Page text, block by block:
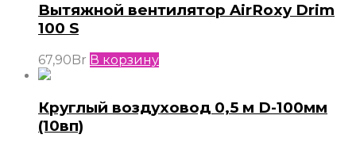
Вытяжной вентилятор AirRoxy Drim
100 S
67,90Br В корзину
Круглый воздуховод 0,5 м D-100мм
(10вп)